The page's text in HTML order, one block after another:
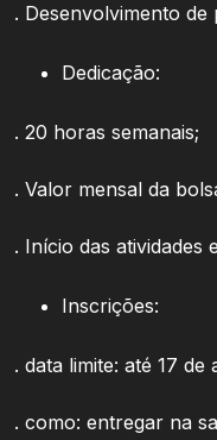
. Desenvolvimento
Dedicação:
. 20 horas semanais;
. Valor mensal da
. Início das atividades
Inscrições:
. data limite: até 17 de
. como: entregar na